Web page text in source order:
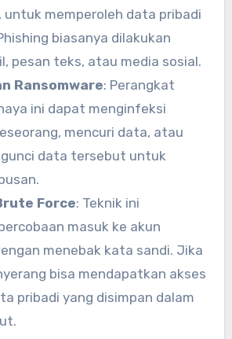
untuk memperoleh data pribadi
biasanya dilakukan
pesan teks, atau media sosial.
Ransomware: Perangkat
ini dapat menginfeksi
mencuri data, atau
data tersebut untuk
Force: Teknik ini
masuk ke akun
menebak kata sandi. Jika
bisa mendapatkan akses
pribadi yang disimpan dalam